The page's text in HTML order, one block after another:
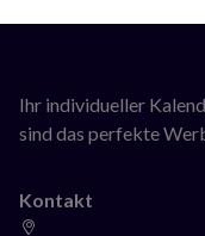
Ihr individueller
sind das perfekte
Kontakt